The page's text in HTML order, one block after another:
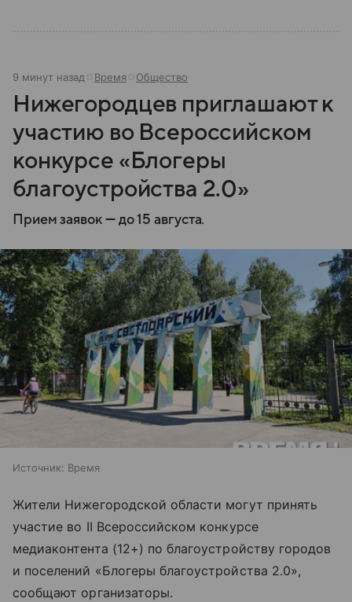
9 минут назад Время Общество
Нижегородцев приглашают к
участию во Всероссийском
конкурсе «Блогеры
благоустройства 2.0»
Прием заявок — до 15 августа.
Источник: Время
Жители Нижегородской области могут принять
участие во II Всероссийском конкурсе
медиаконтента (12+) по благоустройству городов
и поселений «Блогеры благоустройства 2.0»,
сообщают организаторы.